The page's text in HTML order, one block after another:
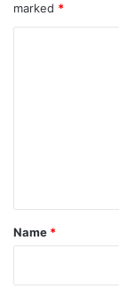
marked *
*
Name *